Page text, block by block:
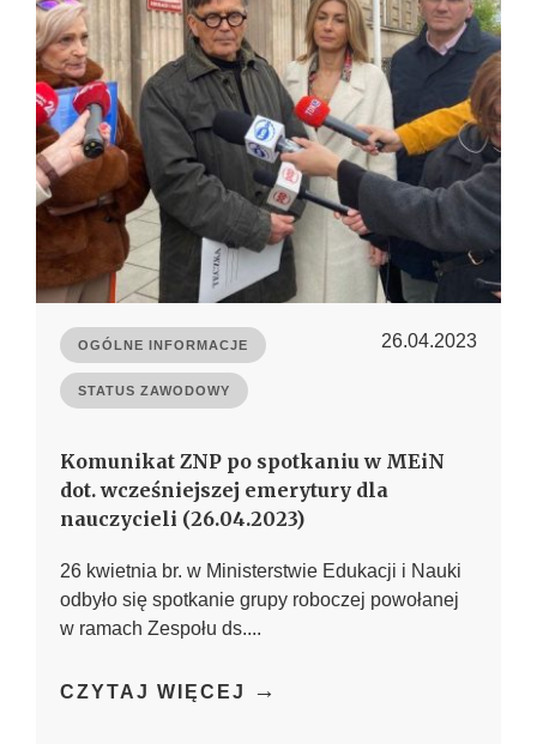
OGÓLNE INFORMACJE
STATUS ZAWODOWY
26.04.2023
Komunikat ZNP po spotkaniu w MEiN
dot. wcześniejszej emerytury dla
nauczycieli (26.04.2023)
26 kwietnia br. w Ministerstwie Edukacji i Nauki
odbyło się spotkanie grupy roboczej powołanej
w ramach Zespołu ds....
CZYTAJ WIĘCEJ →